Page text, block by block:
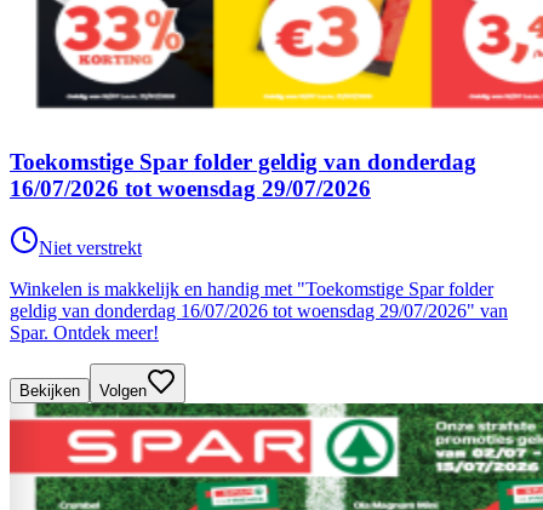
Toekomstige Spar folder geldig van donderdag
16/07/2026 tot woensdag 29/07/2026
Niet verstrekt
Winkelen is makkelijk en handig met "Toekomstige Spar folder
geldig van donderdag 16/07/2026 tot woensdag 29/07/2026" van
Spar. Ontdek meer!
Bekijken Volgen